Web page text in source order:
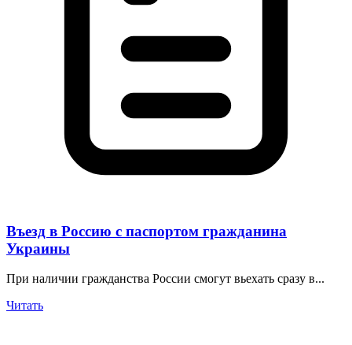
Въезд в Россию с паспортом гражданина
Украины
При наличии гражданства России смогут вьехать сразу в...
Читать